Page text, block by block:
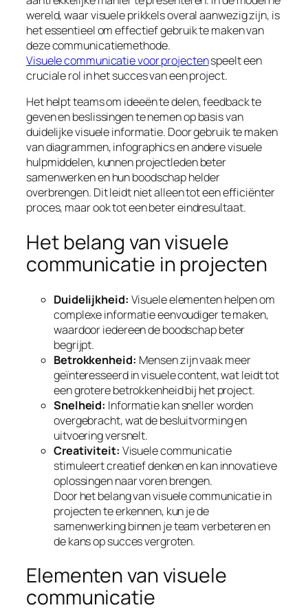
wereld, waar visuele prikkels overal aanwezig zijn, is
het essentieel om effectief gebruik te maken van
deze communicatiemethode.
Visuele communicatie voor projectenspeelt een
cruciale rol in het succes van een project.
Het helpt teams om ideeën te delen, feedback te
geven en beslissingen te nemen op basis van
duidelijke visuele informatie. Door gebruik te maken
van diagrammen, infographics en andere visuele
hulpmiddelen, kunnen projectleden beter
samenwerken en hun boodschap helder
overbrengen. Dit leidt niet alleen tot een efficiënter
proces, maar ook tot een beter eindresultaat.
Het belang van visuele
communicatie in projecten
Duidelijkheid: Visuele elementen helpen om
complexe informatie eenvoudiger te maken,
waardoor iedereen de boodschap beter
begrijpt.
Betrokkenheid: Mensen zijn vaak meer
geïnteresseerd in visuele content, wat leidt tot
een grotere betrokkenheid bij het project.
Snelheid: Informatie kan sneller worden
overgebracht, wat de besluitvorming en
uitvoering versnelt.
Creativiteit: Visuele communicatie
stimuleert creatief denken en kan innovatieve
oplossingen naar voren brengen.
Door het belang van visuele communicatie in
projecten te erkennen, kun je de
samenwerking binnen je team verbeteren en
de kans op succes vergroten.
Elementen van visuele
communicatie